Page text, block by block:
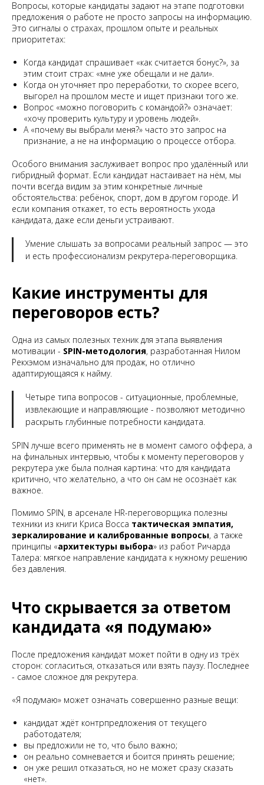
Вопросы, которые кандидаты задают на этапе подготовки
предложения о работе не просто запросы на информацию.
Это сигналы о страхах, прошлом опыте и реальных
приоритетах:
Когда кандидат спрашивает «как считается бонус?», за
этим стоит страх: «мне уже обещали и не дали».
Когда он уточняет про переработки, то скорее всего,
выгорел на прошлом месте и ищет признаки того же.
Вопрос «можно поговорить с командой?» означает:
«хочу проверить культуру и уровень людей».
А «почему вы выбрали меня?» часто это запрос на
признание, а не на информацию о процессе отбора.
Особого внимания заслуживает вопрос про удалённый или
гибридный формат. Если кандидат настаивает на нём, мы
почти всегда видим за этим конкретные личные
обстоятельства: ребёнок, спорт, дом в другом городе. И
если компания откажет, то есть вероятность ухода
кандидата, даже если деньги устраивают.
Умение слышать за вопросами реальный запрос — это
и есть профессионализм рекрутера-переговорщика.
Какие инструменты для
переговоров есть?
Одна из самых полезных техник для этапа выявления
мотивации - SPIN-методология, разработанная Нилом
Рекхэмом изначально для продаж, но отлично
адаптирующаяся к найму.
Четыре типа вопросов - ситуационные, проблемные,
извлекающие и направляющие - позволяют методично
раскрыть глубинные потребности кандидата.
SPIN лучше всего применять не в момент самого оффера, а
на финальных интервью, чтобы к моменту переговоров у
рекрутера уже была полная картина: что для кандидата
критично, что желательно, а что он сам не осознаёт как
важное.
Помимо SPIN, в арсенале HR-переговорщика полезны
техники из книги Криса Восса тактическая эмпатия,
зеркалирование и калиброванные вопросы, а также
принципы «архитектуры выбора» из работ Ричарда
Талера: мягкое направление кандидата к нужному решению
без давления.
Что скрывается за ответом
кандидата «я подумаю»
После предложения кандидат может пойти в одну из трёх
сторон: согласиться, отказаться или взять паузу. Последнее
- самое сложное для рекрутера.
«Я подумаю» может означать совершенно разные вещи:
кандидат ждёт контрпредложения от текущего
работодателя;
вы предложили не то, что было важно;
он реально сомневается и боится принять решение;
он уже решил отказаться, но не может сразу сказать
«нет».